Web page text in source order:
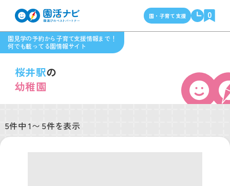
園見学の予約から子育て支援情報まで！
何でも載ってる園情報サイト
園・子育て支援 0
桜井駅の
幼稚園
5件中 1〜 5件を表示